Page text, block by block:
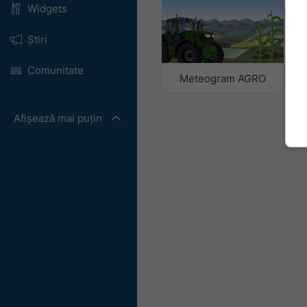
Widgets
Știri
Comunitate
Afișează mai puțin
Meteogram AGRO